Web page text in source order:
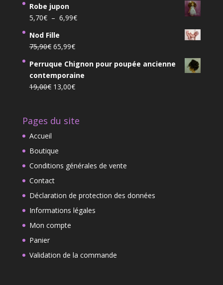
5,90€.4,90€.
initial
était :
75,90€.
est :
Robe jupon
5,70€ – 6,99€Plage
à
6,99€
Nod Fille
75,90€ Le
initial
était :
75,90€.
65,99€Le
actuel
est :
65,99€.
Perruque Chignon pour poupée ancienne
contemporaine
19,00€ Le
était :
13,00€Le
est :
Pages du site
Accueil
Boutique
Conditions générales de vente
Contact
Déclaration de protection des données
Informations légales
Mon compte
Panier
Validation de la commande